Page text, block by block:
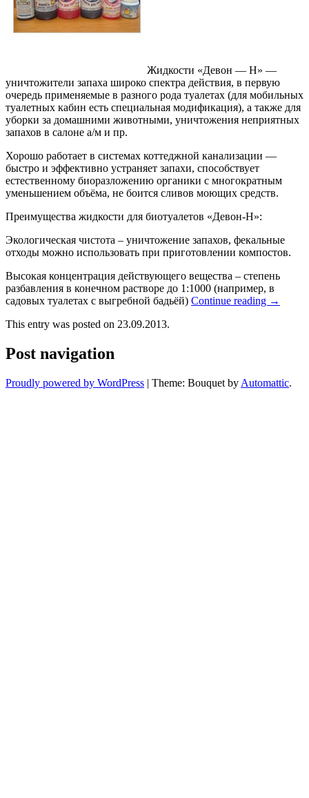
Жидкости «Девон — Н» —
уничтожители запаха широко спектра действия, в первую
очередь применяемые в разного рода туалетах (для мобильных
туалетных кабин есть специальная модификация), а также для
уборки за домашними животными, уничтожения неприятных
запахов в салоне а/м и пр.
Хорошо работает в системах коттеджной канализации —
быстро и эффективно устраняет запахи, способствует
естественному биоразложению органики с многократным
уменьшением объёма, не боится сливов моющих средств.
Преимущества жидкости для биотуалетов «Девон-Н»:
Экологическая чистота – уничтожение запахов, фекальные
отходы можно использовать при приготовлении компостов.
Высокая концентрация действующего вещества – степень
разбавления в конечном растворе до 1:1000 (например, в
садовых туалетах с выгребной бадьёй) Continue reading →
This entry was posted on 23.09.2013.
Post navigation
Proudly powered by WordPress | Theme: Bouquet by Automattic.